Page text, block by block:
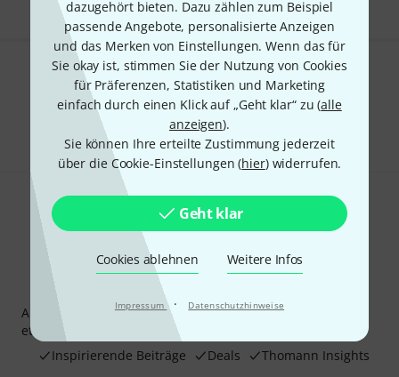
dazugehört bieten. Dazu zählen zum Beispiel
passende Angebote, personalisierte Anzeigen
und das Merken von Einstellungen. Wenn das für
Sie okay ist, stimmen Sie der Nutzung von Cookies
für Präferenzen, Statistiken und Marketing
einfach durch einen Klick auf „Geht klar“ zu (alle
anzeigen).
Sie können Ihre erteilte Zustimmung jederzeit
über die Cookie-Einstellungen (hier) widerrufen.
Geht klar
Cookies ablehnen Weitere Infos
Impressum · Datenschutzhinweise
Gefällt Ihnen, was Sie sehen?
Hilfe & Feedback
Thomann Newsletter
Abonniere den Thomann Newsletter und gewinne mit
etwas Glück einen von
50 Gutscheinen
Inspirierende Beiträge
Deals Thomann Insights